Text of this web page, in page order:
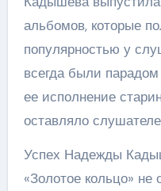
альбомов, которые
популярностью у
всегда были
ее исполнение
оставляло
Успех Надежды
«Золотое кольцо» не